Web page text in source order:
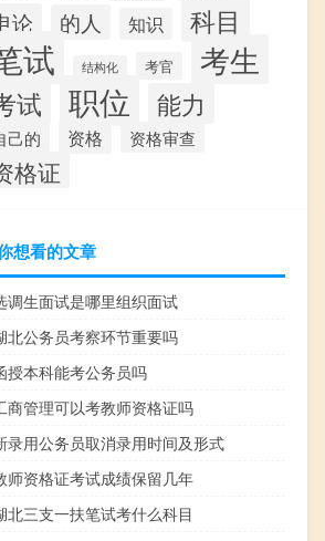
论 的人 知识 科目
试 结构化 考官 考生
试 职位 能力
己的 资格 资格审查
格证
想看的文章
调生面试是哪里组织面试
北公务员考察环节重要吗
授本科能考公务员吗
商管理可以考教师资格证吗
录用公务员取消录用时间及形式
师资格证考试成绩保留几年
北三支一扶笔试考什么科目